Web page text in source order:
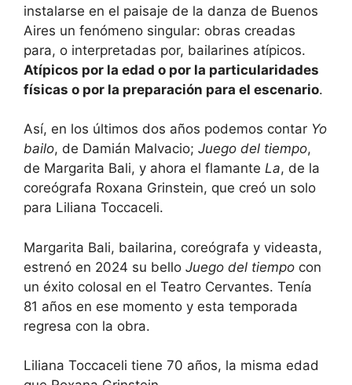
instalarse en el paisaje de la danza de Buenos
Aires un fenómeno singular: obras creadas
para, o interpretadas por, bailarines atípicos.
Atípicos por la edad o por la particularidades
físicas o por la preparación para el escenario.
Así, en los últimos dos años podemos contar Yo
bailo, de Damián Malvacio; Juego del tiempo,
de Margarita Bali, y ahora el flamante La, de la
coreógrafa Roxana Grinstein, que creó un solo
para Liliana Toccaceli.
Margarita Bali, bailarina, coreógrafa y videasta,
estrenó en 2024 su bello Juego del tiempo con
un éxito colosal en el Teatro Cervantes. Tenía
81 años en ese momento y esta temporada
regresa con la obra.
Liliana Toccaceli tiene 70 años, la misma edad